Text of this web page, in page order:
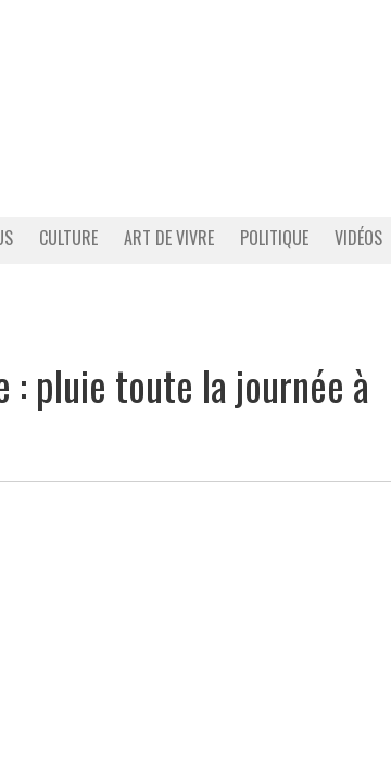
CULTURE ART DE VIVRE POLITIQUE VIDÉOS
: pluie toute la journée à